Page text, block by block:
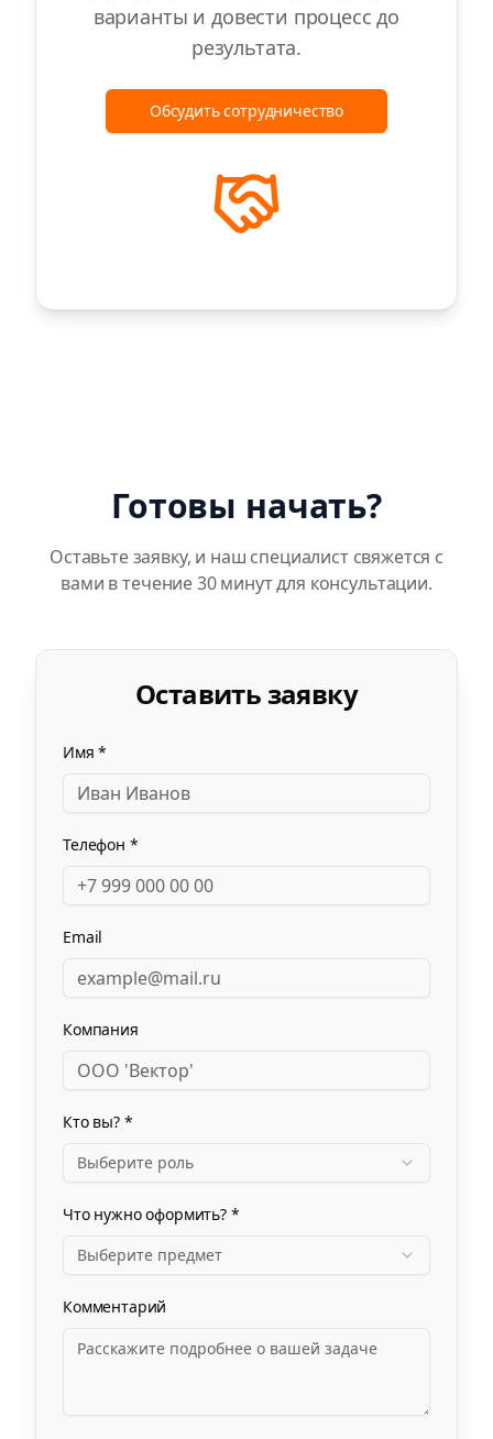
варианты и довести процесс до
результата.
Обсудить сотрудничество
Готовы начать?
Оставьте заявку, и наш специалист свяжется с
вами в течение 30 минут для консультации.
Оставить заявку
Имя *
Телефон *
Email
Компания
Кто вы? *
Выберите роль
Что нужно оформить? *
Выберите предмет
Комментарий